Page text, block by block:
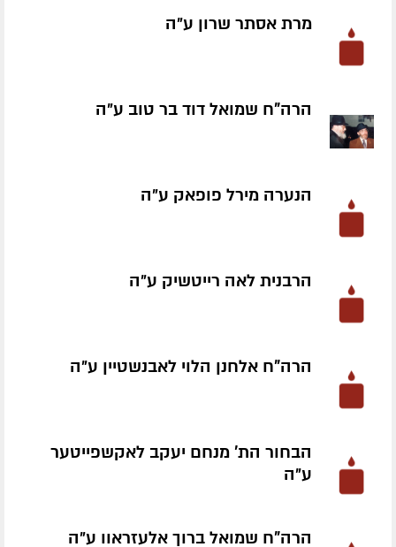
מרת אסתר שרון ע״ה
הרה"ח שמואל דוד בר טוב ע״ה
הנערה מירל פופאק ע״ה
הרבנית לאה רייטשיק ע״ה
הרה"ח אלחנן הלוי לאבנשטיין ע״ה
הבחור הת' מנחם יעקב לאקשפייטער
ע״ה
הרה"ח שמואל ברוך אלעזראוו ע״ה